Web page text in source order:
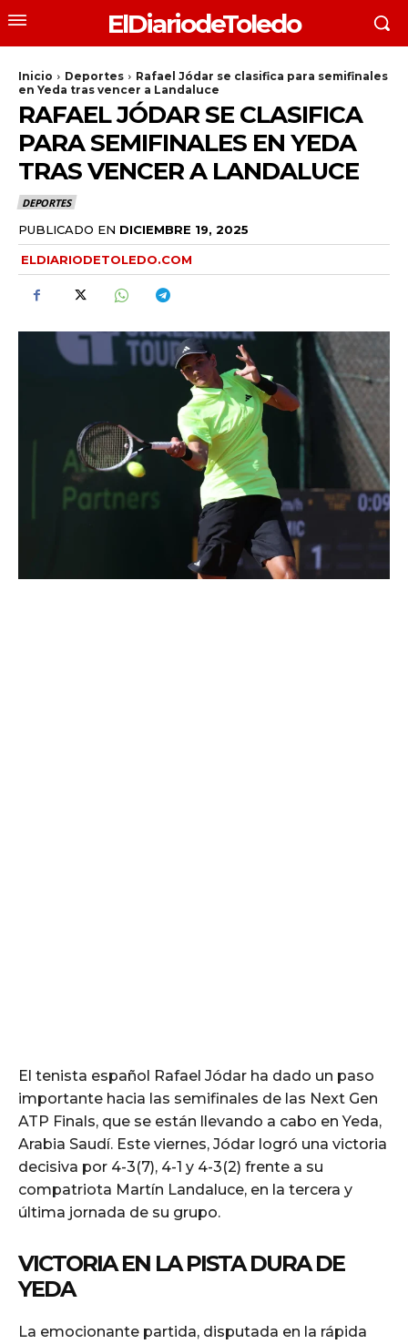
ElDiariodeToledo
Inicio Deportes
Rafael Jódar se clasifica para semifinales
en Yeda tras vencer a Landaluce
RAFAEL JÓDAR SE CLASIFICA
PARA SEMIFINALES EN YEDA
TRAS VENCER A LANDALUCE
DEPORTES
PUBLICADO EN DICIEMBRE 19, 2025
ELDIARIODETOLEDO.COM
El tenista español Rafael Jódar ha dado un paso
importante hacia las semifinales de las Next Gen
ATP Finals, que se están llevando a cabo en Yeda,
Arabia Saudí. Este viernes, Jódar logró una victoria
decisiva por 4-3(7), 4-1 y 4-3(2) frente a su
compatriota Martín Landaluce, en la tercera y
última jornada de su grupo.
VICTORIA EN LA PISTA DURA DE
YEDA
La emocionante partida, disputada en la rápida